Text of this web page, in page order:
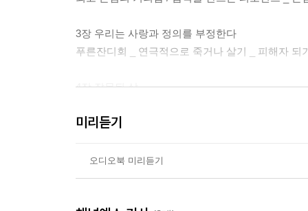
3장 우리는 사랑과 정의를 부정한다
푸른잔디회 _ 연극적으로 죽거나 살기 _ 피해자 되
4장 잘못된 삶
부모와 자식 _ 믿음과 수용 _ 장애를 수용한다는 것
미리듣기
오디오북 미리듣기